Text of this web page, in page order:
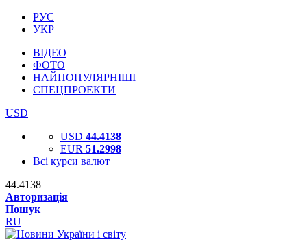
РУС
УКР
ВІДЕО
ФОТО
НАЙПОПУЛЯРНІШІ
СПЕЦПРОЕКТИ
USD
USD 44.4138
EUR 51.2998
Всі курси валют
44.4138
Авторизація
Пошук
RU